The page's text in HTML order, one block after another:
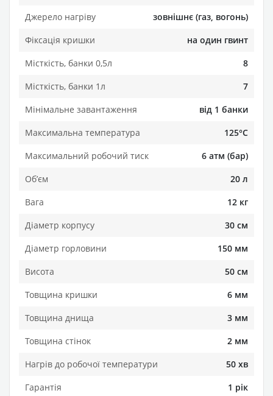
Джерело нагріву
зовнішнє (газ, вогонь)
Фіксація кришки
на один гвинт
Місткість, банки 0,5л
8
Місткість, банки 1л
7
Мінімальне завантаження
від 1 банки
Максимальна температура
125°C
Максимальний робочий тиск
6 атм (бар)
Обʼєм
20 л
Вага
12 кг
Діаметр корпусу
30 см
Діаметр горловини
150 мм
Висота
50 см
Товщина кришки
6 мм
Товщина днища
3 мм
Товщина стінок
2 мм
Нагрів до робочої температури
50 хв
Гарантія
1 рік